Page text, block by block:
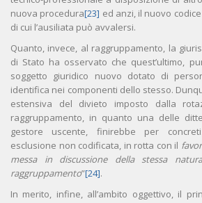
nuova procedura[23] ed anzi, il nuovo
di cui l’ausiliata può avvalersi.
Quanto, invece, al raggruppamento, la
di Stato ha osservato che quest’ultimo,
soggetto giuridico nuovo dotato di
identifica nei componenti dello stesso.
estensiva del divieto imposto dalla
raggruppamento, in quanto una delle
gestore uscente, finirebbe per
esclusione non codificata, in rotta con il
messa in discussione della stessa
raggruppamento”[24].
In merito, infine, all’ambito oggettivo, il